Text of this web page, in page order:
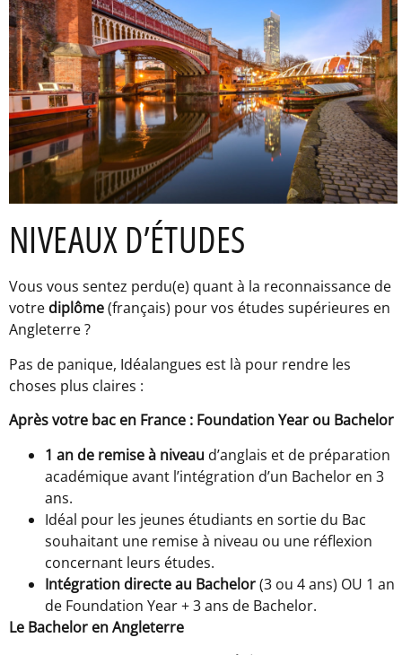
NIVEAUX D’ÉTUDES
Vous vous sentez perdu(e) quant à la reconnaissance de
votre diplôme(français) pour vos études supérieures en
Angleterre ?
Pas de panique, Idéalangues est là pour rendre les
choses plus claires :
Après votre bac en France : Foundation Year ou Bachelor
1 an de remise à niveau d’anglais et de préparation
académique avant l’intégration d’un Bachelor en 3
ans.
Idéal pour les jeunes étudiants en sortie du Bac
souhaitant une remise à niveau ou une réflexion
concernant leurs études.
Intégration directe au Bachelor(3 ou 4 ans) OU 1 an
de Foundation Year + 3 ans de Bachelor.
Le Bachelor en Angleterre